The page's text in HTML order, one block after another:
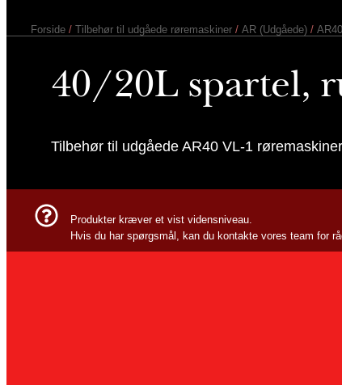
Forside / Tilbehør til udgåede røremaskiner / AR (Udgåede) /
40/20L spartel,
Tilbehør til udgåede AR40 VL-1
Produkter kræver et vist vidensniveau.
Hvis du har spørgsmål, kan du kontakte vores team for